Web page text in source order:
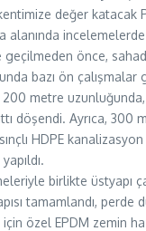
değer katacak
alanında
önce,
bazı ön çalışmalar
metre uzunluğunda,
döşendi. Ayrıca, 300
HDPE
birlikte üstyapı
tamamlandı, perde
özel EPDM zemin